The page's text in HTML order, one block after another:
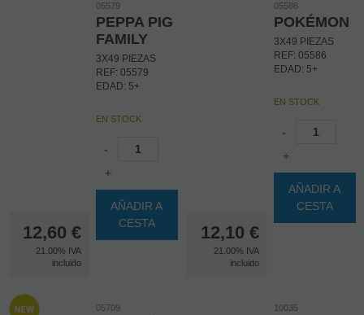
12,60 €
21.00% IVA
incluido
05579
PEPPA PIG
FAMILY
3X49 PIEZAS
REF: 05579
EDAD: 5+
EN STOCK
-
+
AÑADIR A
CESTA
12,10 €
21.00% IVA
incluido
05586
POKÉMON
3X49 PIEZAS
REF: 05586
EDAD: 5+
EN STOCK
-
+
AÑADIR A
CESTA
05709 10035